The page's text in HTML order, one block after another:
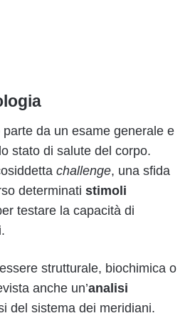
parte da un esame generale e
stato di salute del corpo.
challenge, una sfida
determinati stimoli
testare la capacità di
strutturale, biochimica o
anche un’analisi
del sistema dei meridiani.